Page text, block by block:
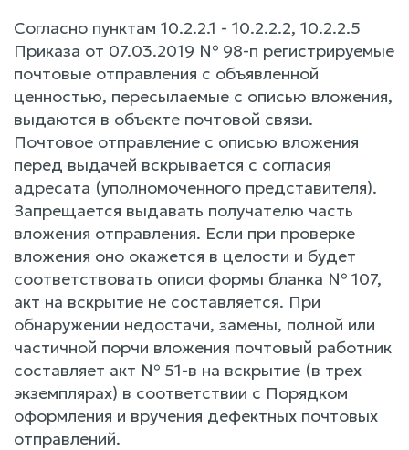
Согласно пунктам 10.2.2.1 - 10.2.2.2, 10.2.2.5
Приказа от 07.03.2019 № 98-п регистрируемые
почтовые отправления с объявленной
ценностью, пересылаемые с описью вложения,
выдаются в объекте почтовой связи.
Почтовое отправление с описью вложения
перед выдачей вскрывается с согласия
адресата (уполномоченного представителя).
Запрещается выдавать получателю часть
вложения отправления. Если при проверке
вложения оно окажется в целости и будет
соответствовать описи формы бланка № 107,
акт на вскрытие не составляется. При
обнаружении недостачи, замены, полной или
частичной порчи вложения почтовый работник
составляет акт № 51-в на вскрытие (в трех
экземплярах) в соответствии с Порядком
оформления и вручения дефектных почтовых
отправлений.